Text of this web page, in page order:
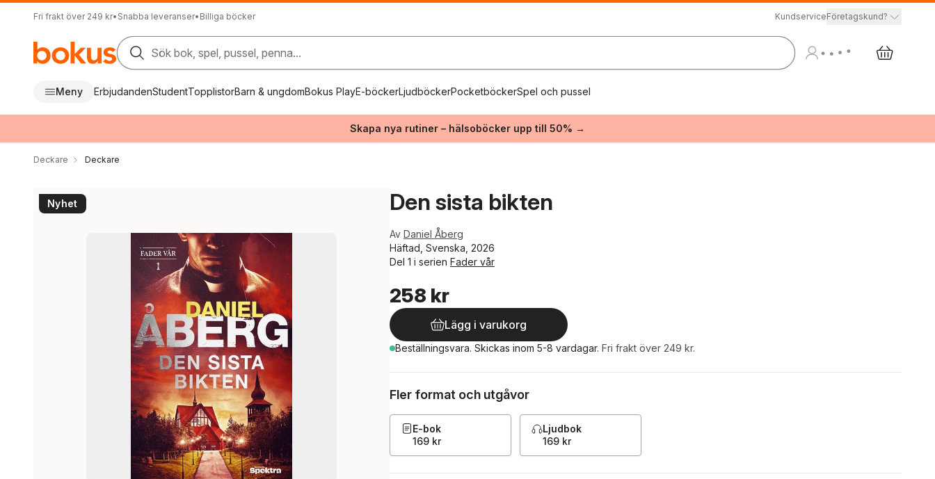
Fri frakt över 249 kr• Snabba leveranser• Billiga böcker KundserviceFöretagskund?
Sök bok, spel, pussel, penna...
Meny ErbjudandenStudentTopplistorBarn & ungdomBokus PlayE-böckerLjudböckerPocketböckerSpel och pussel
Skapa nya rutiner – hälsoböcker upp till 50% →
Deckare Deckare
Nyhet Den sista bikten
Av Daniel Åberg
Häftad, Svenska, 2026
Del 1 i serien Fader vår
258 kr
Lägg i varukorg
Beställningsvara. Skickas inom 5-8 vardagar. Fri frakt över 249 kr.
Fler format och utgåvor
E-bok
169 kr
Ljudbok
169 kr